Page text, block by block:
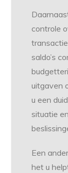
controle
saldo’s
uitgaven
u een
situatie
Een
het u